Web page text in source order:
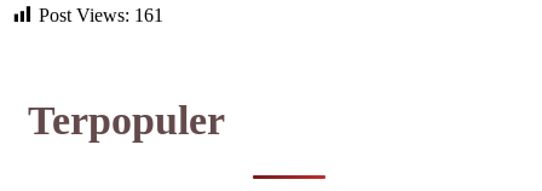
Post Views: 161
Terpopuler